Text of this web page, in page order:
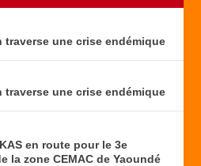
une crise endémique
une crise endémique
en route pour le 3e
la zone CEMAC de Yaoundé